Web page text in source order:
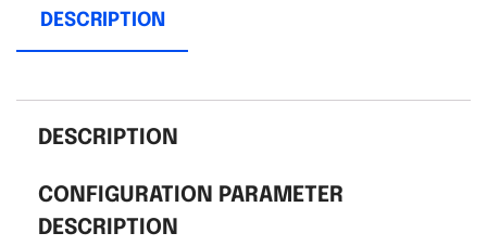
DESCRIPTION
DESCRIPTION
CONFIGURATION PARAMETER
DESCRIPTION